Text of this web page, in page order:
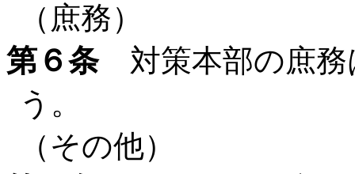
（庶務）
第６条対策本部の庶務
う。
（その他）